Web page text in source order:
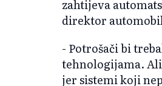
zahtijeva
direktor
- Potrošači bi
tehnologijama.
jer sistemi koji